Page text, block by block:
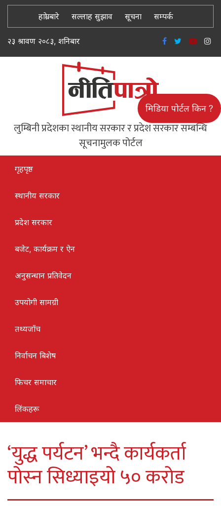
हाम्रो बारे सल्लाह सुझाव सूचना सम्पर्क
२३ श्रावण २०८३, शनिबार
लुम्बिनी प्रदेशका स्थानीय सरकार र प्रदेश सरकार सम्बन्धि
सूचनामुलक पोर्टल
मिडिया पोर्टल किन ?
गृहपृष्ठ
स्थानीय सरकार
प्रदेश सरकार
बजेट, कार्यक्रम र ऐन
अनुसन्धान प्रतिवेदन
उपयोगी सामग्री
तथ्यजाँच
निर्वाचन बिशेष
फिचर समाचार
लिंकहरू
‘युद्ध पर्यटन’ भन्दै कार्यकर्ता
पोस्‍न सिध्याइयो ५० करोड